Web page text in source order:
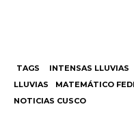
TAGS INTENSAS LLUVIAS
LLUVIAS
MATEMÁTICO
NOTICIAS CUSCO